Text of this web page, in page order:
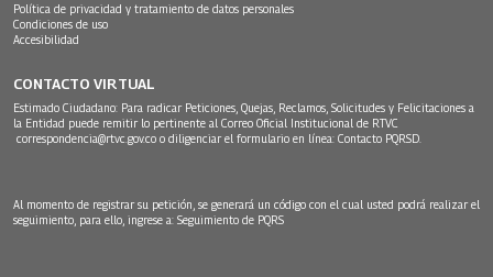
Política de privacidad y tratamiento de datos personales
Condiciones de uso
Accesibilidad
CONTACTO VIRTUAL
Estimado Ciudadano: Para radicar Peticiones, Quejas, Reclamos, Solicitudes y Felicitaciones a
la Entidad puede remitir lo pertinente al Correo Oficial Institucional de RTVC
correspondencia@rtvc.gov.co o diligenciar el formulario en línea: Contacto PQRSD.
Al momento de registrar su petición, se generará un código con el cual usted podrá realizar el
seguimiento, para ello, ingrese a: Seguimiento de PQRS